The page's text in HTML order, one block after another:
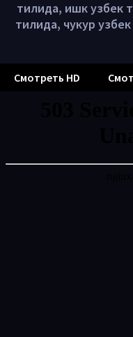
тилида, ишк узбек
тилида, чукур
Смотреть HD